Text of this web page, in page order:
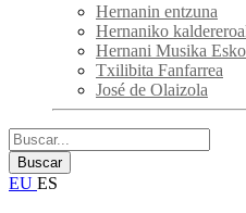
Hernanin entzuna
Hernaniko
Hernani Musika
Txilibita Fanfarrea
José de Olaizola
EU ES